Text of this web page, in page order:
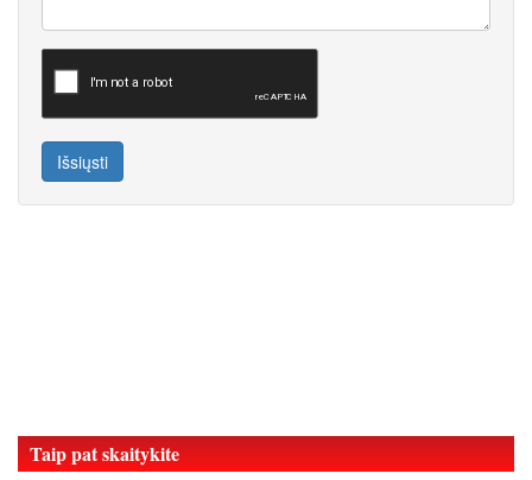
Išsiųsti
Taip pat skaitykite